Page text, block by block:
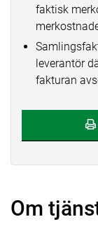
faktisk
leverantör
fakturan
Om